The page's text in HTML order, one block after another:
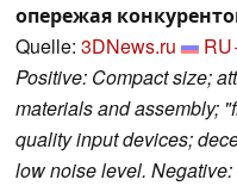
опережая
Quelle: 3DNews.ru
Positive: Compact size;
materials and assembly;
quality input devices;
low noise level.